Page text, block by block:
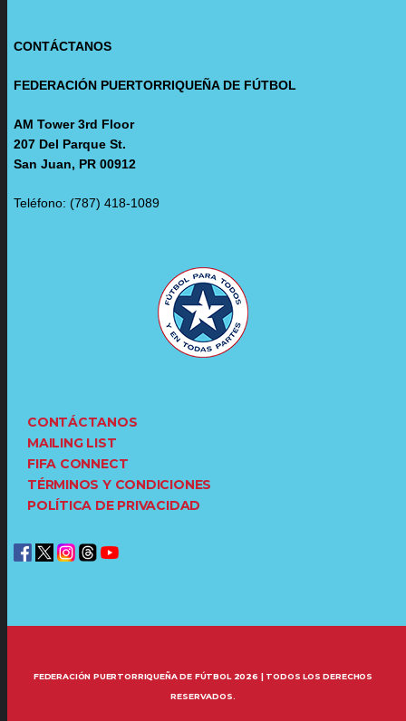
CONTÁCTANOS
FEDERACIÓN PUERTORRIQUEÑA DE FÚTBOL
AM Tower 3rd Floor
207 Del Parque St.
San Juan, PR 00912
Teléfono: (787) 418-1089
CONTÁCTANOS
MAILING LIST
FIFA CONNECT
TÉRMINOS Y CONDICIONES
POLÍTICA DE PRIVACIDAD
FEDERACIÓN PUERTORRIQUEÑA DE FÚTBOL 2026 | TODOS LOS DERECHOS
RESERVADOS.